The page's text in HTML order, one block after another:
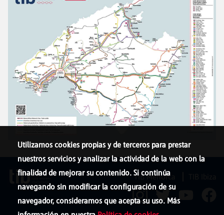
Utilizamos cookies propias y de terceros para prestar
nuestros servicios y analizar la actividad de la web con la
finalidad de mejorar su contenido. Si continúa
navegando sin modificar la configuración de su
navegador, consideramos que acepta su uso. Más
TIB Menorca